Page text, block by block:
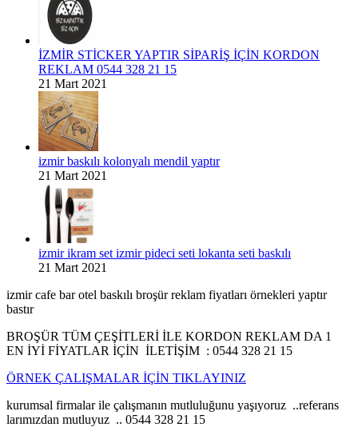
İZMİR STİCKER YAPTIR SİPARİŞ İÇİN KORDON
REKLAM 0544 328 21 15
21 Mart 2021
izmir baskılı kolonyalı mendil yaptır
21 Mart 2021
izmir ikram set izmir pideci seti lokanta seti baskılı
21 Mart 2021
izmir cafe bar otel baskılı broşür reklam fiyatları örnekleri yaptır
bastır
BROŞÜR TÜM ÇEŞİTLERİ İLE KORDON REKLAM DA 1
EN İYİ FİYATLAR İÇİN İLETİŞİM : 0544 328 21 15
ÖRNEK ÇALIŞMALAR İÇİN TIKLAYINIZ
kurumsal firmalar ile çalışmanın mutluluğunu yaşıyoruz ..referans
larımızdan mutluyuz .. 0544 328 21 15